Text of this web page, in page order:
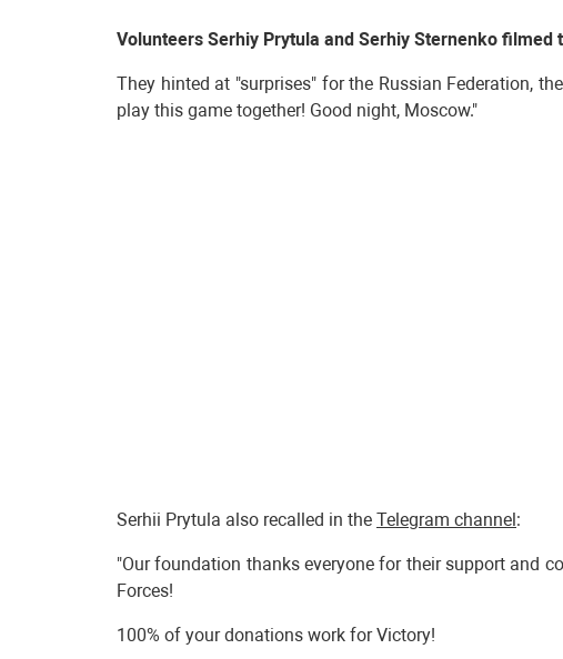
Volunteers Serhiy Prytula and Serhiy Sternenko
They hinted at "surprises" for the Russian Federation,
play this game together! Good night, Moscow."
Serhii Prytula also recalled in the Telegram channel:
"Our foundation thanks everyone for their support and
Forces!
100% of your donations work for Victory!